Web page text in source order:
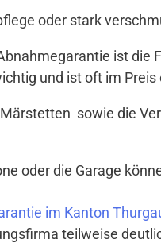
oder stark
ist
und ist oft im Preis
sowie die
oder die Garage
im Kanton
teilweise